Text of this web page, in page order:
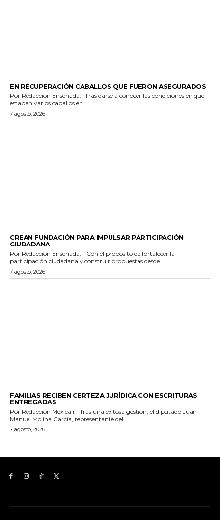
EN RECUPERACIÓN CABALLOS QUE FUERON ASEGURADOS
Por Redacción Ensenada.- Tras darse a conocer las condiciones en que
estaban varios caballos en...
7 agosto, 2026
CREAN FUNDACIÓN PARA IMPULSAR PARTICIPACIÓN
CIUDADANA
Por Redacción Ensenada.- Con el propósito de fortalecer la
participación ciudadana y construir propuestas desde...
7 agosto, 2026
FAMILIAS RECIBEN CERTEZA JURÍDICA CON ESCRITURAS
ENTREGADAS
Por Redacción Mexicali.- Tras una exitosa gestión, el diputado Juan
Manuel Molina García, representante del...
7 agosto, 2026